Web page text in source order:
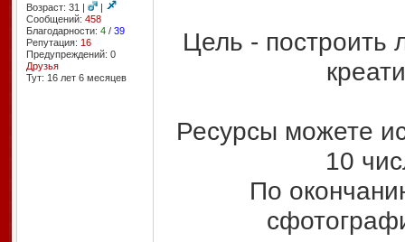
Возраст: 31 |
|
Сообщений: 458
Благодарности: 4/ 39
Репутация: 16
Предупреждений: 0
Друзья
Тут: 16 лет 6 месяцев
Цель -
Ресурсы можете
10
По